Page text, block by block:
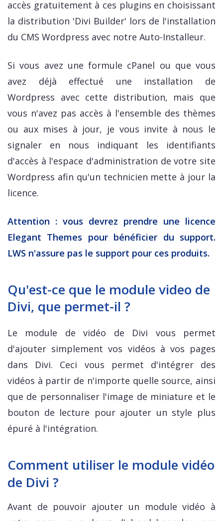
accès gratuitement à ces plugins en choisissant
la distribution 'Divi Builder' lors de l'installation
du CMS Wordpress avec notre Auto-Installeur.
Si vous avez une formule cPanel ou que vous
avez déjà effectué une installation de
Wordpress avec cette distribution, mais que
vous n'avez pas accès à l'ensemble des thèmes
ou aux mises à jour, je vous invite à nous le
signaler en nous indiquant les identifiants
d'accès à l'espace d'administration de votre site
Wordpress afin qu'un technicien mette à jour la
licence.
Attention : vous devrez prendre une licence
Elegant Themes pour bénéficier du support.
LWS n'assure pas le support pour ces produits.
Qu'est-ce que le module video de
Divi, que permet-il ?
Le module de vidéo de Divi vous permet
d'ajouter simplement vos vidéos à vos pages
dans Divi. Ceci vous permet d'intégrer des
vidéos à partir de n'importe quelle source, ainsi
que de personnaliser l'image de miniature et le
bouton de lecture pour ajouter un style plus
épuré à l'intégration.
Comment utiliser le module vidéo
de Divi ?
Avant de pouvoir ajouter un module vidéo à